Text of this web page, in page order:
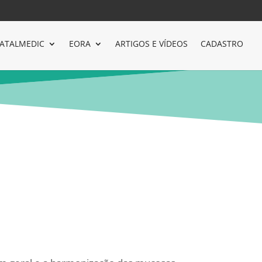
EORA ARTIGOS E VÍDEOS CADASTRO